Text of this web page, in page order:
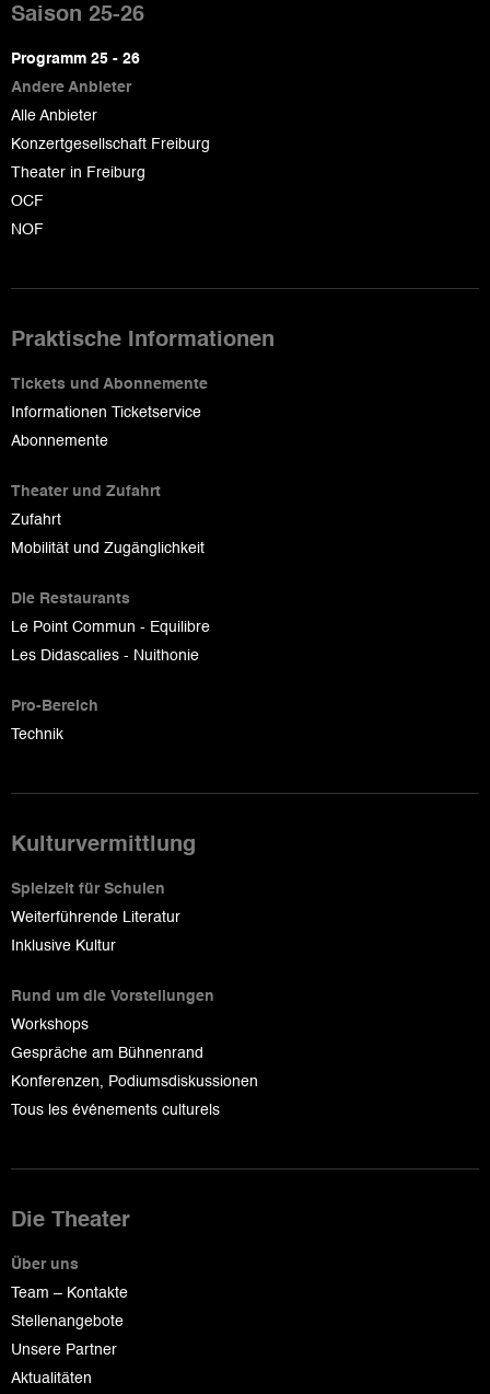
de
page
Saison 25-26
Programm 25 - 26
Andere Anbieter
Alle Anbieter
Konzertgesellschaft Freiburg
Theater in Freiburg
OCF
NOF
Praktische Informationen
Tickets und Abonnemente
Informationen Ticketservice
Abonnemente
Theater und Zufahrt
Zufahrt
Mobilität und Zugänglichkeit
Die Restaurants
Le Point Commun - Equilibre
Les Didascalies - Nuithonie
Pro-Bereich
Technik
Kulturvermittlung
Spielzeit für Schulen
Weiterführende Literatur
Inklusive Kultur
Rund um die Vorstellungen
Workshops
Gespräche am Bühnenrand
Konferenzen, Podiumsdiskussionen
Tous les événements culturels
Die Theater
Über uns
Team – Kontakte
Stellenangebote
Unsere Partner
Aktualitäten